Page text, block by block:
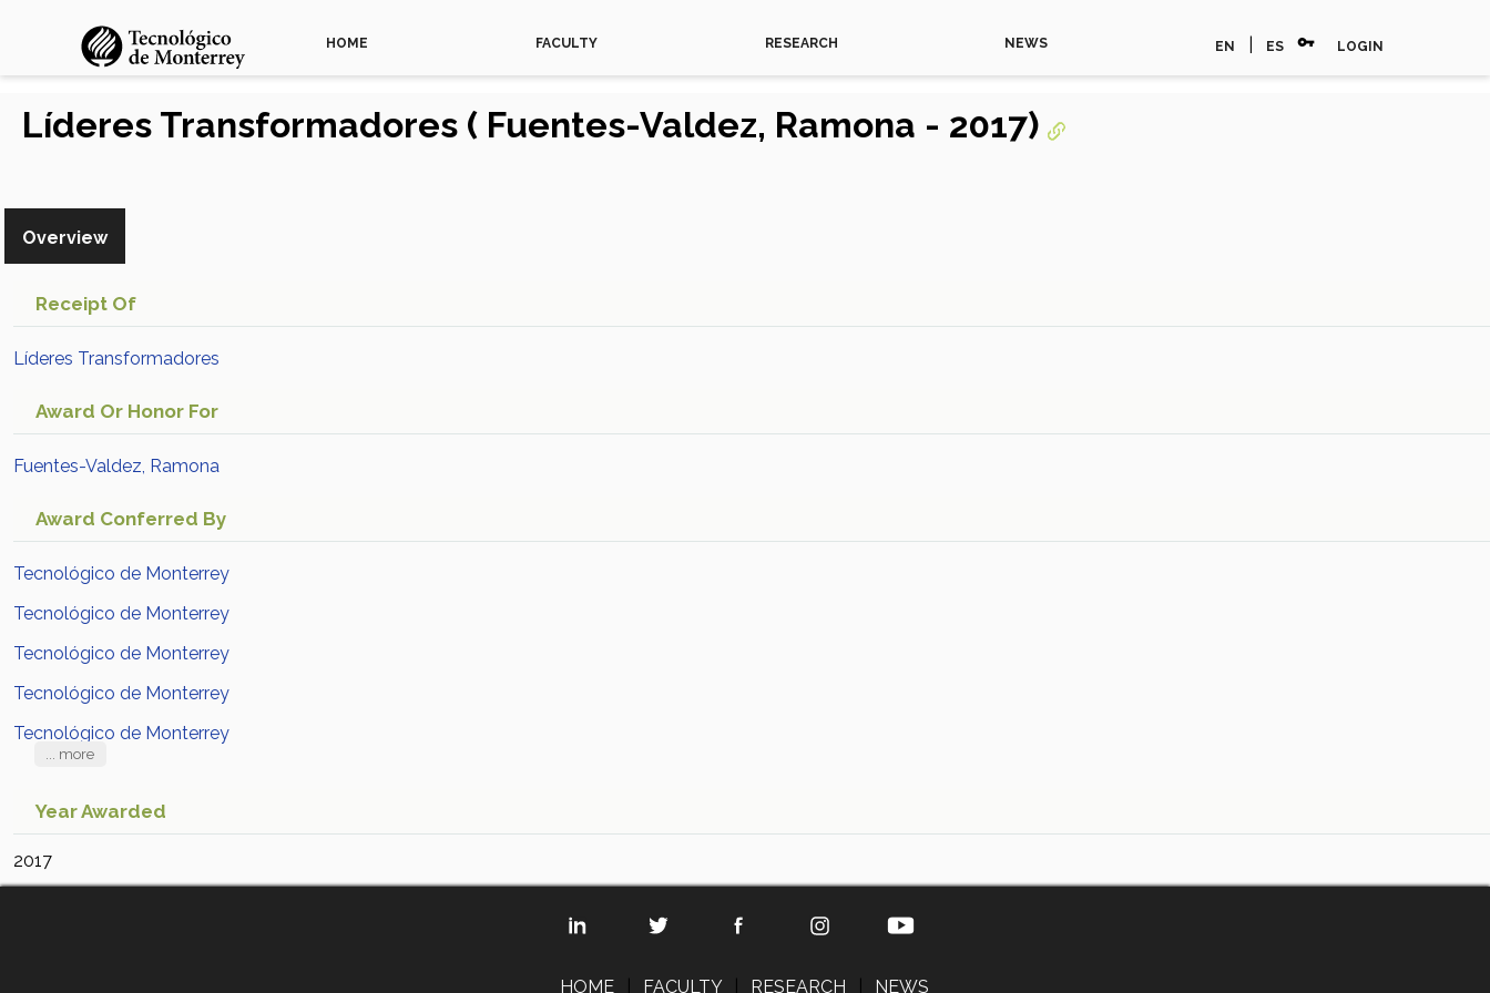
HOME FACULTY RESEARCH NEWS EN ES vpn_key LOGIN
Líderes Transformadores ( Fuentes-Valdez, Ramona - 2017)
Overview
Receipt Of
Líderes Transformadores
Award Or Honor For
Fuentes-Valdez, Ramona
Award Conferred By
Tecnológico de Monterrey
Tecnológico de Monterrey
Tecnológico de Monterrey
Tecnológico de Monterrey
Tecnológico de Monterrey
... more
Year Awarded
2017
HOME FACULTY RESEARCH NEWS